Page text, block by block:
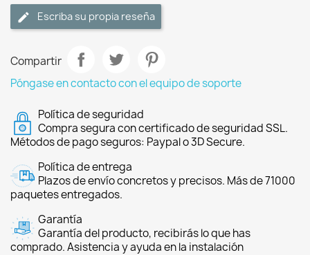
Escriba su propia reseña
Compartir
Póngase en contacto con el equipo de soporte
Política de seguridad
Compra segura con certificado de seguridad SSL.
Métodos de pago seguros: Paypal o 3D Secure.
Política de entrega
Plazos de envío concretos y precisos. Más de 71000
paquetes entregados.
Garantía
Garantía del producto, recibirás lo que has
comprado. Asistencia y ayuda en la instalación